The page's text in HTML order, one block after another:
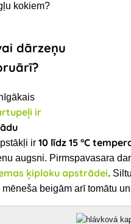
kokiem?
dārzeņu
ir
ir 10 līdz 15 °C
augsni. Pirmspavasara
ķiploku apstrādei.
beigām arī tomātu